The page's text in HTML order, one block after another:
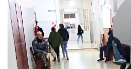
TEMAS DESTACADOS
TECNOLOGÍA
SERVICIOS